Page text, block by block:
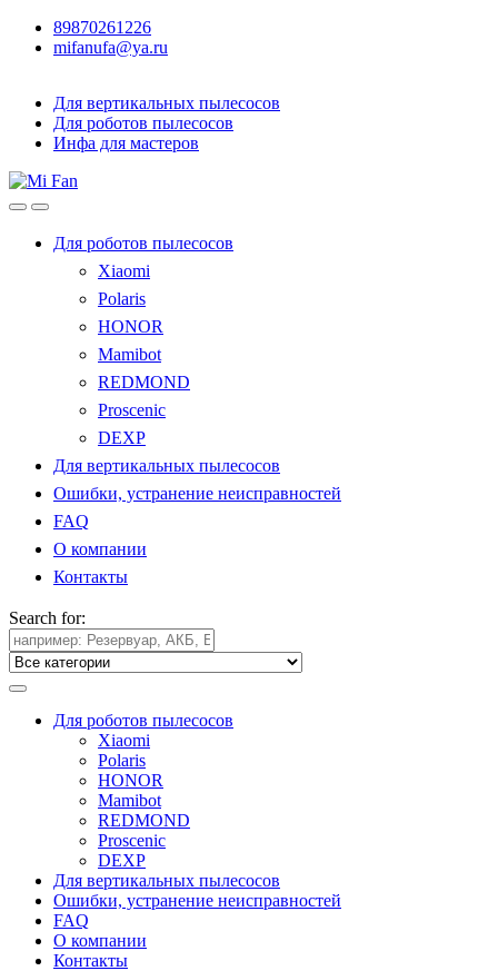
89870261226
mifanufa@ya.ru
Для вертикальных пылесосов
Для роботов пылесосов
Инфа для мастеров
Для роботов пылесосов
Xiaomi
Polaris
HONOR
Mamibot
REDMOND
Proscenic
DEXP
Для вертикальных пылесосов
Ошибки, устранение неисправностей
FAQ
О компании
Контакты
Search for:
Для роботов пылесосов
Xiaomi
Polaris
HONOR
Mamibot
REDMOND
Proscenic
DEXP
Для вертикальных пылесосов
Ошибки, устранение неисправностей
FAQ
О компании
Контакты